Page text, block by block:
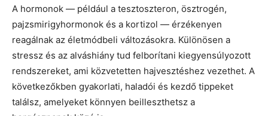
A hormonok — például a tesztoszteron, ösztrogén,
pajzsmirigyhormonok és a kortizol — érzékenyen
reagálnak az életmódbeli változásokra. Különösen a
stressz és az alváshiány tud felborítani kiegyensúlyozott
rendszereket, ami közvetetten hajvesztéshez vezethet. A
következőkben gyakorlati, haladói és kezdő tippeket
találsz, amelyeket könnyen beilleszthetsz a